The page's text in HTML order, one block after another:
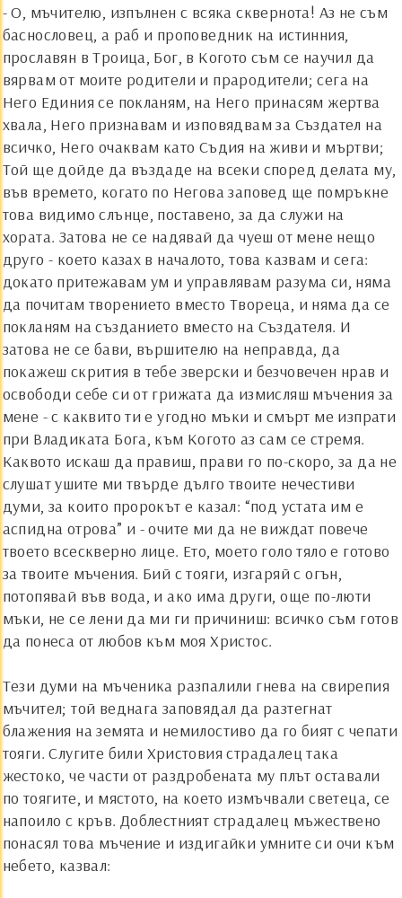
- О, мъчителю, изпълнен с всяка сквернота! Аз не съм
баснословец, а раб и проповедник на истинния,
прославян в Троица, Бог, в Когото съм се научил да
вярвам от моите родители и прародители; сега на
Него Единия се покланям, на Него принасям жертва
хвала, Него признавам и изповядвам за Създател на
всичко, Него очаквам като Съдия на живи и мъртви;
Той ще дойде да въздаде на всеки според делата му,
във времето, когато по Негова заповед ще помръкне
това видимо слънце, поставено, за да служи на
хората. Затова не се надявай да чуеш от мене нещо
друго - което казах в началото, това казвам и сега:
докато притежавам ум и управлявам разума си, няма
да почитам творението вместо Твореца, и няма да се
покланям на създанието вместо на Създателя. И
затова не се бави, вършителю на неправда, да
покажеш скрития в тебе зверски и безчовечен нрав и
освободи себе си от грижата да измисляш мъчения за
мене - с каквито ти е угодно мъки и смърт ме изпрати
при Владиката Бога, към Когото аз сам се стремя.
Каквото искаш да правиш, прави го по-скоро, за да не
слушат ушите ми твърде дълго твоите нечестиви
думи, за които пророкът е казал: “под устата им е
аспидна отрова” и - очите ми да не виждат повече
твоето всескверно лице. Ето, моето голо тяло е готово
за твоите мъчения. Бий с тояги, изгаряй с огън,
потопявай във вода, и ако има други, още по-люти
мъки, не се лени да ми ги причиниш: всичко съм готов
да понеса от любов към моя Христос.
Тези думи на мъченика разпалили гнева на свирепия
мъчител; той веднага заповядал да разтегнат
блажения на земята и немилостиво да го бият с чепати
тояги. Слугите били Христовия страдалец така
жестоко, че части от раздробената му плът оставали
по тоягите, и мястото, на което измъчвали светеца, се
напоило с кръв. Доблестният страдалец мъжествено
понасял това мъчение и издигайки умните си очи към
небето, казвал: